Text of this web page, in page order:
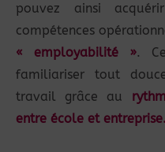
pouvez ainsi
compétences
« employabilité ».
familiariser tout
travail grâce au
entre école et entreprise.